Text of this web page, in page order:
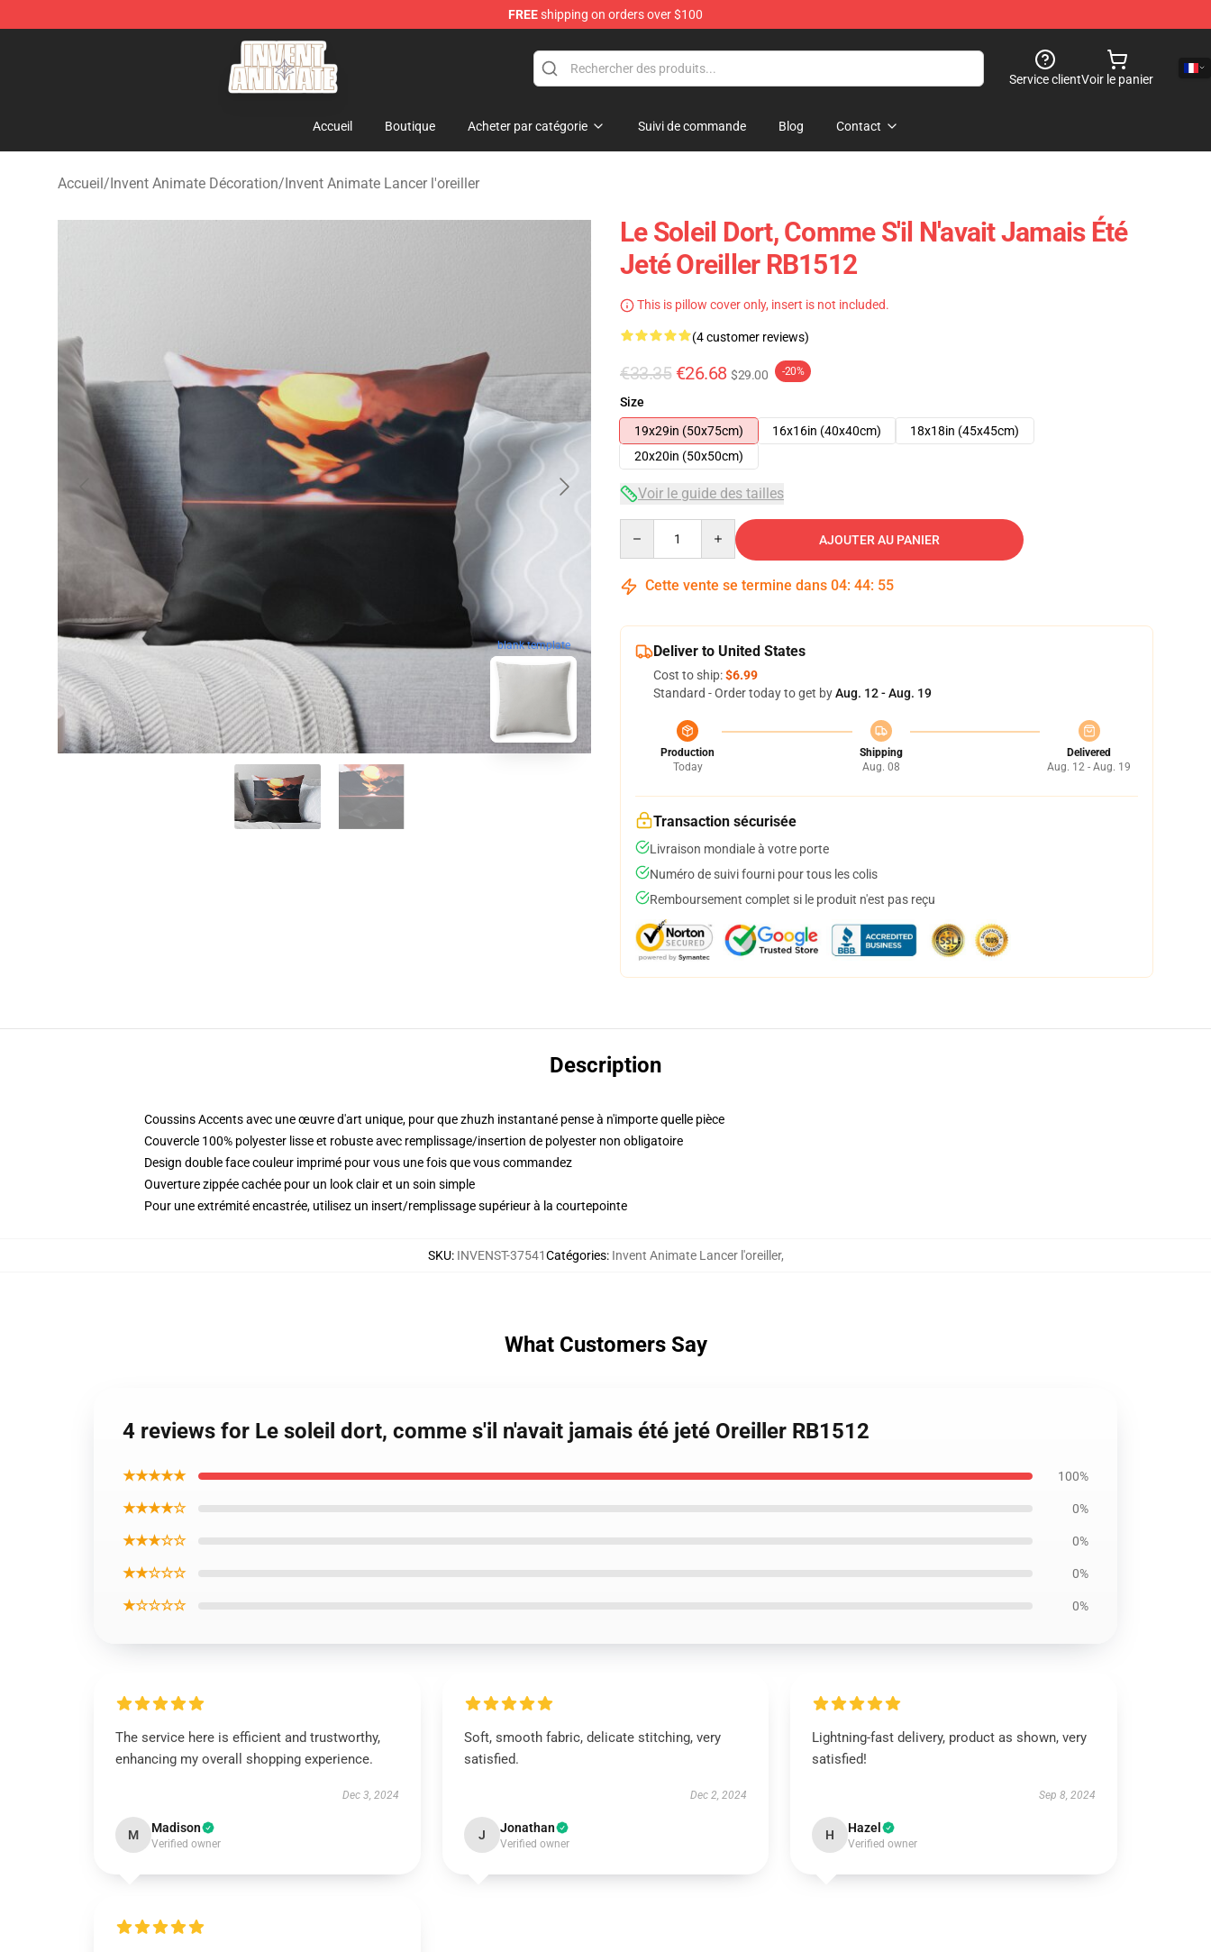
FREEshipping on orders over $100
Invent Animate Shop - Official Invent Animate Merchandise Store
Service clientVoir le panier
Accueil Boutique Acheter par catégorie Suivi de commande Blog Contact
Accueil/Invent Animate Décoration/Invent Animate Lancer l'oreiller
blank template
Le Soleil Dort, Comme S'il N'avait Jamais Été
Jeté Oreiller RB1512
This is pillow cover only, insert is not included.
(4 customer reviews)
€33.35 €26.68 $29.00 -20%
Size
19x29in (50x75cm)
16x16in (40x40cm)
18x18in (45x45cm)
20x20in (50x50cm)
Voir le guide des tailles
AJOUTER AU PANIER
Cette vente se termine dans 04: 44: 54
Deliver to United States
Cost to ship:$6.99
Standard - Order today to get byAug. 12 - Aug. 19
Production
Today
Shipping
Aug. 08
Delivered
Aug. 12 - Aug. 19
Transaction sécurisée
Livraison mondiale à votre porte
Numéro de suivi fourni pour tous les colis
Remboursement complet si le produit n'est pas reçu
Description
Coussins Accents avec une œuvre d'art unique, pour que zhuzh instantané pense à n'importe quelle pièce
Couvercle 100% polyester lisse et robuste avec remplissage/insertion de polyester non obligatoire
Design double face couleur imprimé pour vous une fois que vous commandez
Ouverture zippée cachée pour un look clair et un soin simple
Pour une extrémité encastrée, utilisez un insert/remplissage supérieur à la courtepointe
SKU: INVENST-37541Catégories: Invent Animate Lancer l'oreiller,
What Customers Say
4 reviews for Le soleil dort, comme s'il n'avait jamais été jeté Oreiller RB1512
★★★★★ 100%
★★★★☆ 0%
★★★☆☆ 0%
★★☆☆☆ 0%
★☆☆☆☆ 0%
The service here is efficient and trustworthy,
enhancing my overall shopping experience.
Dec 3, 2024
M Madison
Verified owner
Soft, smooth fabric, delicate stitching, very
satisfied.
Dec 2, 2024
J Jonathan
Verified owner
Lightning-fast delivery, product as shown, very
satisfied!
Sep 8, 2024
H Hazel
Verified owner